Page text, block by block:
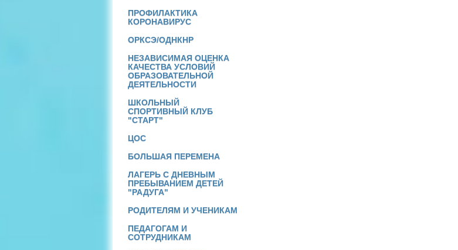
ПРОФИЛАКТИКА
КОРОНАВИРУС
ОРКСЭ/ОДНКНР
НЕЗАВИСИМАЯ ОЦЕНКА
КАЧЕСТВА УСЛОВИЙ
ОБРАЗОВАТЕЛЬНОЙ
ДЕЯТЕЛЬНОСТИ
ШКОЛЬНЫЙ
СПОРТИВНЫЙ КЛУБ
"СТАРТ"
ЦОС
БОЛЬШАЯ ПЕРЕМЕНА
ЛАГЕРЬ С ДНЕВНЫМ
ПРЕБЫВАНИЕМ ДЕТЕЙ
"РАДУГА"
РОДИТЕЛЯМ И УЧЕНИКАМ
ПЕДАГОГАМ И
СОТРУДНИКАМ